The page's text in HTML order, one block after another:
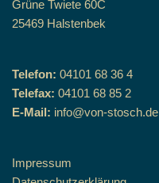
Grüne Twiete 60C
25469 Halstenbek
Telefon: 04101 68 36 4
Telefax: 04101 68 85 2
E-Mail: info@von-stosch.de
Impressum